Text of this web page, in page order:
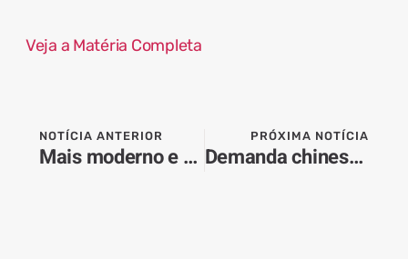
Veja a Matéria Completa
NOTÍCIA ANTERIOR
Mais moderno e funcional, novo receptivo do aeroporto ganha forma com avanço das obras em Dourados
PRÓXIMA NOTÍCIA
Demanda chinesa impulsiona avanço tecnológico na pecuária brasileira